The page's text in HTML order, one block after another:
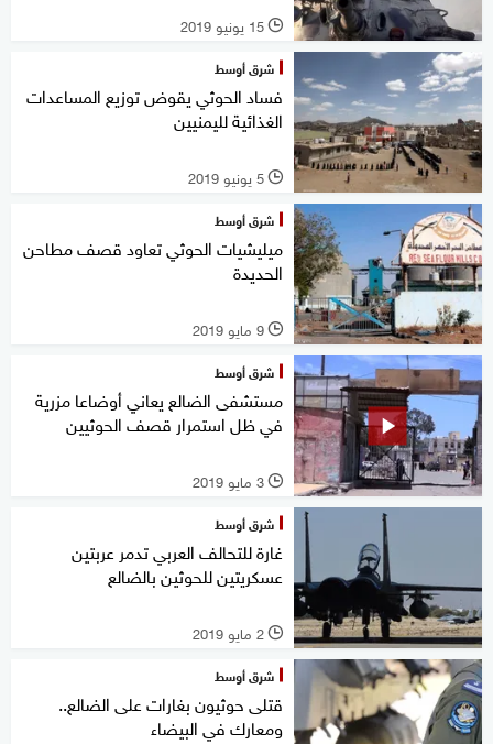
l 15 يونيو 2019
شرق أوسط
فساد الحوثي يقوض توزيع المساعدات
الغذائية لليمنيين
l 5 يونيو 2019
شرق أوسط
ميليشيات الحوثي تعاود قصف مطاحن
الحديدة
l 9 مايو 2019
شرق أوسط
مستشفى الضالع يعاني أوضاعا مزرية
في ظل استمرار قصف الحوثيين
l 3 مايو 2019
شرق أوسط
غارة للتحالف العربي تدمر عربتين
عسكريتين للحوثين بالضالع
l 2 مايو 2019
شرق أوسط
قتلى حوثيون بغارات على الضالع..
ومعارك في البيضاء